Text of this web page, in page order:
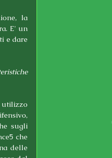
la
E' un
e dare
utilizzo
sugli
che
delle